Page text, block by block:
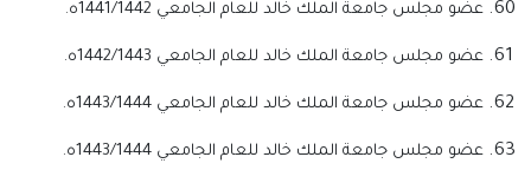
عضو مجلس جامعة الملك خالد للعام الجامعي 1441/1442ه.
عضو مجلس جامعة الملك خالد للعام الجامعي 1442/1443ه.
عضو مجلس جامعة الملك خالد للعام الجامعي 1443/1444ه.
عضو مجلس جامعة الملك خالد للعام الجامعي 1443/1444ه.